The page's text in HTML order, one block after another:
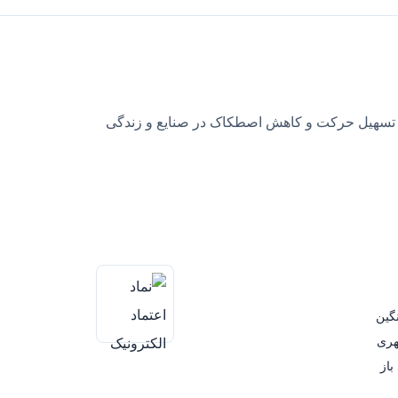
حرکت و کاهش اصطکاک در صنایع و زندگی